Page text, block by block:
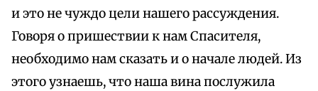
и это не чуждо цели нашего рассуждения.
Говоря о пришествии к нам Спасителя,
необходимо нам сказать и о начале людей. Из
этого узнаешь, что наша вина послужила